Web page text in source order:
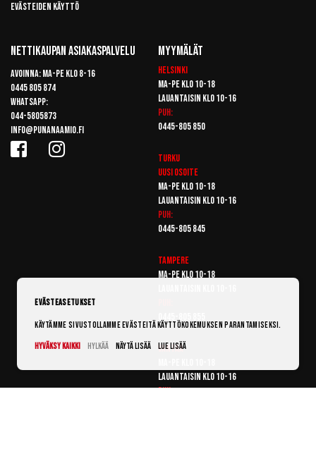
Evästeiden käyttö
Nettikaupan Asiakaspalvelu
Avoinna: Ma-pe klo 8-16
0445 805 874
Whatsapp:
044-5805873
info@punanaamio.fi
Myymälät
Helsinki
Ma-pe klo 10-18
Lauantaisin klo 10-16
Puh:
0445-805 850
Turku
Uusi osoite
Ma-pe klo 10-18
Lauantaisin klo 10-16
Puh:
0445-805 845
Tampere
Ma-pe klo 10-18
Vantaa
Lauantaisin klo 10-16
Puh:
Evästeasetukset
Käytämme sivustollamme evästeitä käyttökokemuksen parantamiseksi.
Hyväksy kaikki
Hylkää Näytä lisää Lue lisää